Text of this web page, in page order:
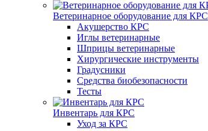
Ветеринарное оборудование для КРС
Акушерство КРС
Иглы ветеринарные
Шприцы ветеринарные
Хирургические инструменты
Градусники
Средства биобезопасности
Тесты
Инвентарь для КРС
Уход за КРС